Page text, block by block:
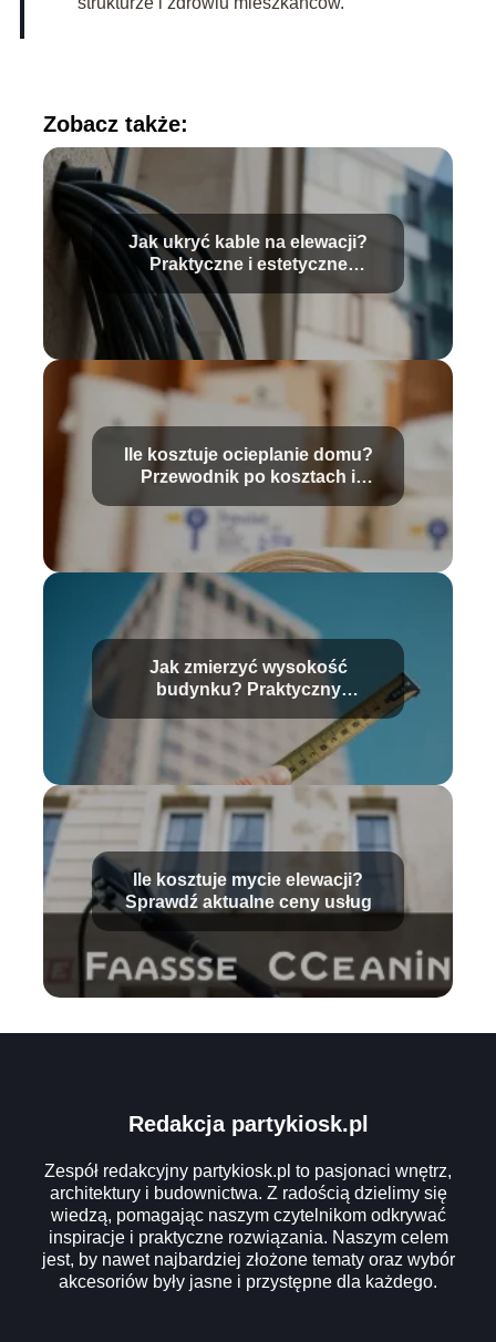
Zobacz także:
Jak ukryć kable na elewacji?
Praktyczne i estetyczne
sposoby
Ile kosztuje ocieplanie domu?
Przewodnik po kosztach i
Jak zmierzyć wysokość
budynku? Praktyczny
przewodnik krok po kroku
Ile kosztuje mycie elewacji?
Sprawdź aktualne ceny usług
Redakcja partykiosk.pl
Zespół redakcyjny partykiosk.pl to pasjonaci wnętrz,
architektury i budownictwa. Z radością dzielimy się
wiedzą, pomagając naszym czytelnikom odkrywać
inspiracje i praktyczne rozwiązania. Naszym celem
jest, by nawet najbardziej złożone tematy oraz wybór
akcesoriów były jasne i przystępne dla każdego.